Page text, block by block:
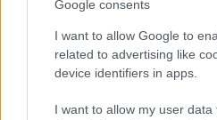
Google consents
I want to allow Google to
related to advertising like
device identifiers in apps.
I want to allow my user data